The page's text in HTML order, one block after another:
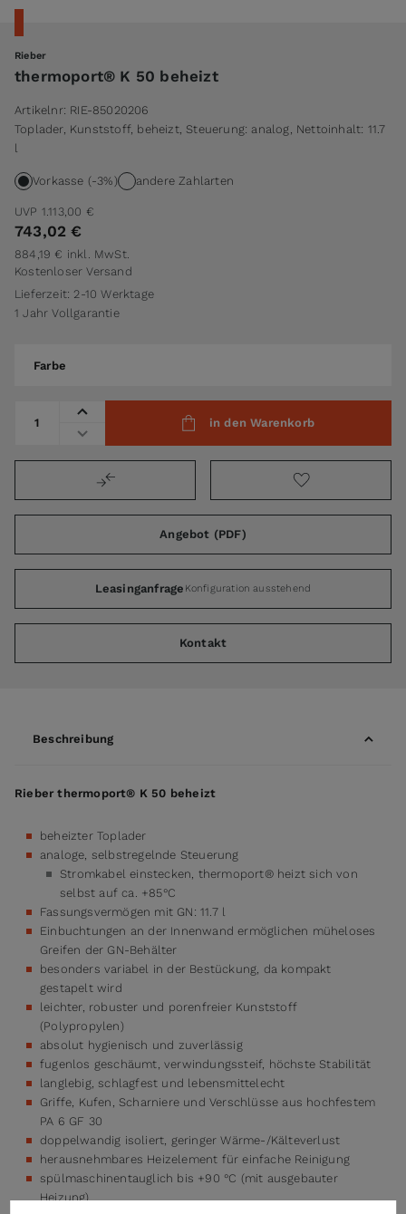
Rieber
thermoport® K 50 beheizt
Artikelnr: RIE-85020206
Toplader, Kunststoff, beheizt, Steuerung: analog, Nettoinhalt: 11.7
l
Vorkasse (-3%) andere Zahlarten
UVP 1.113,00 €
743,02 €
884,19 € inkl. MwSt.
Kostenloser Versand
Lieferzeit: 2-10 Werktage
1 Jahr Vollgarantie
Farbe
in den Warenkorb
Angebot (PDF)
Leasinganfrage Konfiguration ausstehend
Kontakt
Beschreibung
Rieber thermoport® K 50 beheizt
beheizter Toplader
analoge, selbstregelnde Steuerung
Stromkabel einstecken, thermoport® heizt sich von
selbst auf ca. +85°C
Fassungsvermögen mit GN: 11.7 l
Einbuchtungen an der Innenwand ermöglichen müheloses
Greifen der GN-Behälter
besonders variabel in der Bestückung, da kompakt
gestapelt wird
leichter, robuster und porenfreier Kunststoff
(Polypropylen)
absolut hygienisch und zuverlässig
fugenlos geschäumt, verwindungssteif, höchste Stabilität
langlebig, schlagfest und lebensmittelecht
Griffe, Kufen, Scharniere und Verschlüsse aus hochfestem
PA 6 GF 30
doppelwandig isoliert, geringer Wärme-/Kälteverlust
herausnehmbares Heizelement für einfache Reinigung
spülmaschinentauglich bis +90 °C (mit ausgebauter
Heizung)